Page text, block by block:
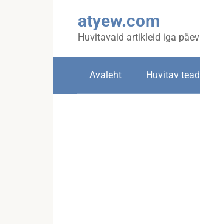
atyew.com
Huvitavaid artikleid iga päev
Avaleht Huvitav